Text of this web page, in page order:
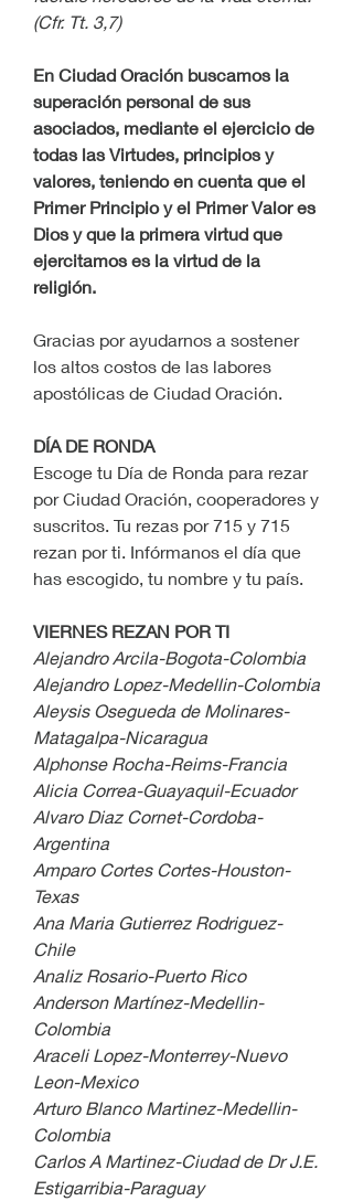
(Cfr. Tt. 3,7)
En Ciudad Oración buscamos la
superación personal de sus
asociados, mediante el ejercicio de
todas las Virtudes, principios y
valores, teniendo en cuenta que el
Primer Principio y el Primer Valor es
Dios y que la primera virtud que
ejercitamos es la virtud de la
religión.
Gracias por ayudarnos a sostener
los altos costos de las labores
apostólicas de Ciudad Oración.
DÍA DE RONDA
Escoge tu Día de Ronda para rezar
por Ciudad Oración, cooperadores y
suscritos. Tu rezas por 715 y 715
rezan por ti. Infórmanos el día que
has escogido, tu nombre y tu país.
VIERNES REZAN POR TI
Alejandro Arcila-Bogota-Colombia
Alejandro Lopez-Medellin-Colombia
Aleysis Osegueda de Molinares-
Matagalpa-Nicaragua
Alphonse Rocha-Reims-Francia
Alicia Correa-Guayaquil-Ecuador
Alvaro Diaz Cornet-Cordoba-
Argentina
Amparo Cortes Cortes-Houston-
Texas
Ana Maria Gutierrez Rodriguez-
Chile
Analiz Rosario-Puerto Rico
Anderson Martínez-Medellin-
Colombia
Araceli Lopez-Monterrey-Nuevo
Leon-Mexico
Arturo Blanco Martinez-Medellin-
Colombia
Carlos A Martinez-Ciudad de Dr J.E.
Estigarribia-Paraguay